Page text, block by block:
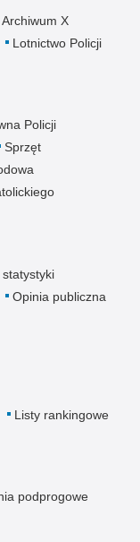
Archiwum X
Lotnictwo Policji
Policji
Sprzęt
Opinia publiczna
Listy rankingowe
podprogowe